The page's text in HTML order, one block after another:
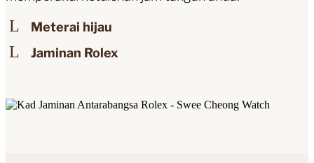
Meterai hijau
Jaminan Rolex